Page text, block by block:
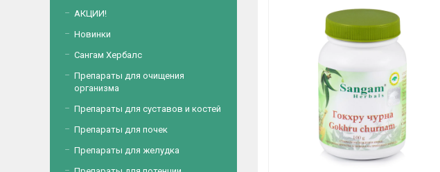
АКЦИИ!
Новинки
Сангам Хербалс
Препараты для очищения
организма
Препараты для суставов и костей
Препараты для почек
Препараты для желудка